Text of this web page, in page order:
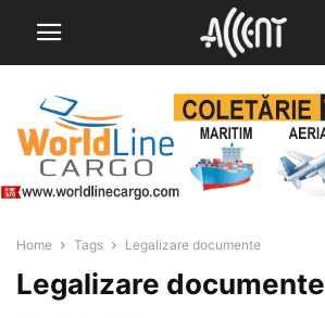
Home Tags Legalizare documente
Legalizare documente